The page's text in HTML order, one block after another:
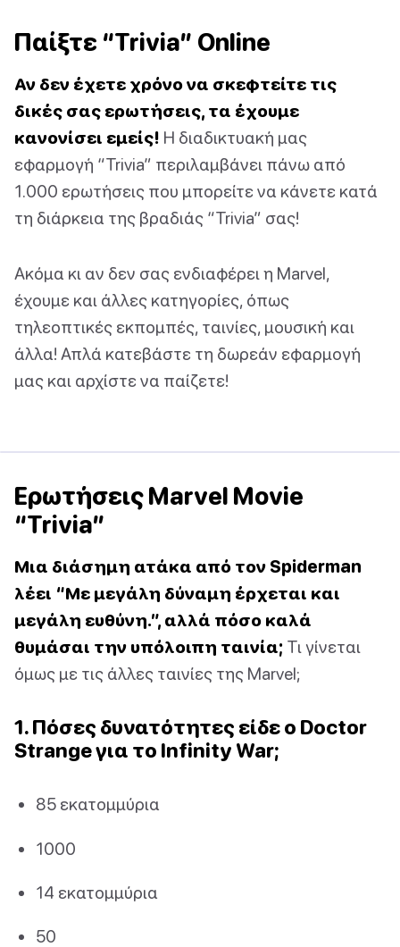
Παίξτε “Trivia” Online
Αν δεν έχετε χρόνο να σκεφτείτε τις
δικές σας ερωτήσεις, τα έχουμε
κανονίσει εμείς! Η διαδικτυακή μας
εφαρμογή “Trivia” περιλαμβάνει πάνω από
1.000 ερωτήσεις που μπορείτε να κάνετε κατά
τη διάρκεια της βραδιάς “Trivia” σας!
Ακόμα κι αν δεν σας ενδιαφέρει η Marvel,
έχουμε και άλλες κατηγορίες, όπως
τηλεοπτικές εκπομπές, ταινίες, μουσική και
άλλα! Απλά κατεβάστε τη δωρεάν εφαρμογή
μας και αρχίστε να παίζετε!
Ερωτήσεις Marvel Movie
“Trivia”
Μια διάσημη ατάκα από τον Spiderman
λέει “Με μεγάλη δύναμη έρχεται και
μεγάλη ευθύνη.”, αλλά πόσο καλά
θυμάσαι την υπόλοιπη ταινία; Τι γίνεται
όμως με τις άλλες ταινίες της Marvel;
1. Πόσες δυνατότητες είδε ο Doctor
Strange για το Infinity War;
85 εκατομμύρια
1000
14 εκατομμύρια
50